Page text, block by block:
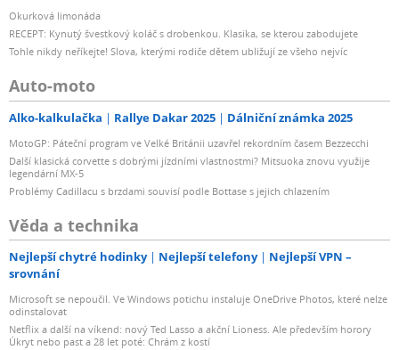
Okurková limonáda
RECEPT: Kynutý švestkový koláč s drobenkou. Klasika, se kterou zabodujete
Tohle nikdy neříkejte! Slova, kterými rodiče dětem ubližují ze všeho nejvíc
Auto-moto
Alko-kalkulačka Rallye Dakar 2025 Dálniční známka 2025
MotoGP: Páteční program ve Velké Británii uzavřel rekordním časem Bezzecchi
Další klasická corvette s dobrými jízdními vlastnostmi? Mitsuoka znovu využije
legendární MX-5
Problémy Cadillacu s brzdami souvisí podle Bottase s jejich chlazením
Věda a technika
Nejlepší chytré hodinky Nejlepší telefony
Nejlepší VPN –
srovnání
Microsoft se nepoučil. Ve Windows potichu instaluje OneDrive Photos, které nelze
odinstalovat
Netflix a další na víkend: nový Ted Lasso a akční Lioness. Ale především horory
Úkryt nebo past a 28 let poté: Chrám z kostí